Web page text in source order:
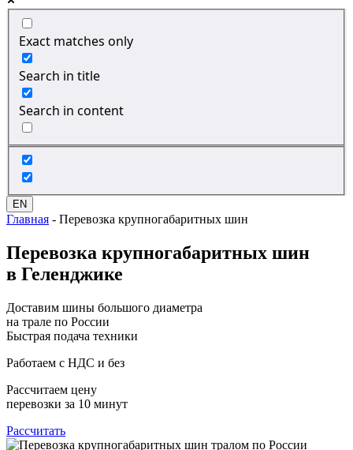
Exact matches only
Search in title
Search in content
EN
Главная - Перевозка крупногабаритных шин
Перевозка крупногабаритных шин
в Геленджике
Доставим шины большого диаметра
на трале по России
Быстрая подача техники
Работаем с НДС и без
Рассчитаем цену
перевозки за 10 минут
Рассчитать